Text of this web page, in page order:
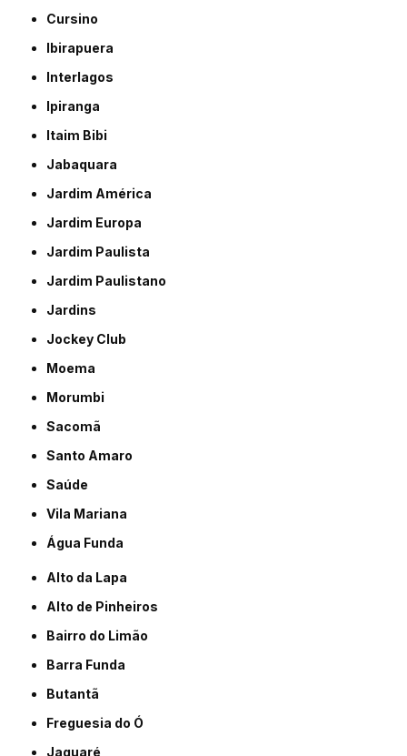
Cursino
Ibirapuera
Interlagos
Ipiranga
Itaim Bibi
Jabaquara
Jardim América
Jardim Europa
Jardim Paulista
Jardim Paulistano
Jardins
Jockey Club
Moema
Morumbi
Sacomã
Santo Amaro
Saúde
Vila Mariana
Água Funda
Alto da Lapa
Alto de Pinheiros
Bairro do Limão
Barra Funda
Butantã
Freguesia do Ó
Jaguaré